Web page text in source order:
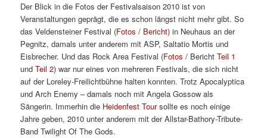
Der Blick in die Fotos der Festivalsaison 2010 ist von
Veranstaltungen geprägt, die es schon längst nicht mehr gibt. So
das Veldensteiner Festival (Fotos / Bericht) in Neuhaus an der
Pegnitz, damals unter anderem mit ASP, Saltatio Mortis und
Eisbrecher. Und das Rock Area Festival (Fotos / BerichtTeil 1
undTeil 2) war nur eines von mehreren Festivals, die sich nicht
auf der Loreley-Freilichtbühne halten konnten. Trotz Apocalyptica
und Arch Enemy – damals noch mit Angela Gossow als
Sängerin. Immerhin die Heidenfest Toursollte es noch einige
Jahre geben, 2010 unter anderem mit der Allstar-Bathory-Tribute-
Band Twilight Of The Gods.